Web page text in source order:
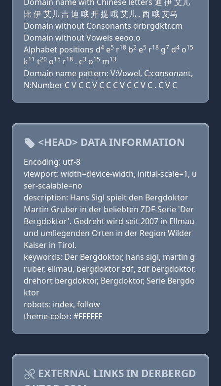
比 伊 艾儿 吉 迪 哦 开 提 哦 艾儿 . 西 哦 艾马
Domain without Consonants drbrgdktr.cm
Domain without Vowels eeoo.o
Alphabet positions d4 e5 r18 b2 e5 r18 g7 d4 o15
k11 t20 o15 r18 . c3 o15 m13
Domain name pattern: V:Vowel, C:consonant,
N:Number C V C C V C C C V C C V C . C V C
<HEAD> DATA INFORMATION
Encoding: utf-8
viewport: width=device-width, initial-scale=1, u
ser-scalable=no
description: Hans Sigl spielt den Bergdoktor
Martin Gruber in der beliebten ZDF-Serie 'Der
Bergdoktor'. Gedreht wird seit 2007 in Ellmau
und umliegenden Orten in der Region Wilder
Kaiser in Tirol.
keywords: Der Bergdoktor, hans sigl, martin g
ruber, ellmau, bergdoktor zdf, zdf bergdoktor,
drehort bergdoktor, Bergdoktor, Serie Bergdo
ktor
robots: index, follow
theme-color: #FFFFFF
EXTERNAL LINKS IN DERBERGD